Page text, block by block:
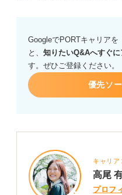
ますか？ 転職して半年で
うに気持ちを整理すべき
べきなのか、ぜひ詳しい
す。
GoogleでPORTキャリアを
と、 知りたいQ&Aへすぐ
す。ぜひご登録ください。
優先ソ
キャリア
高尾
プロフ